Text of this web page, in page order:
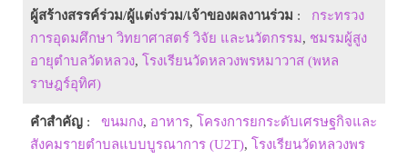
ผู้สร้างสรรค์ร่วม/ผู้แต่งร่วม/เจ้าของผลงานร่วม : กระทรวง
การอุดมศึกษา วิทยาศาสตร์ วิจัย และนวัตกรรม, ชมรมผู้สูง
อายุตำบลวัดหลวง, โรงเรียนวัดหลวงพรหมาวาส (พหล
ราษฎร์อุทิศ)
คำสำคัญ : ขนมกง, อาหาร, โครงการยกระดับเศรษฐกิจและ
สังคมรายตำบลแบบบูรณาการ (U2T), โรงเรียนวัดหลวงพร